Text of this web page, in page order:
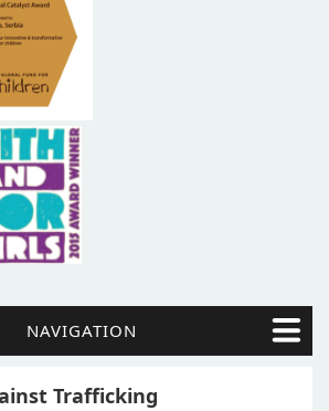
NAVIGATION
Trafficking